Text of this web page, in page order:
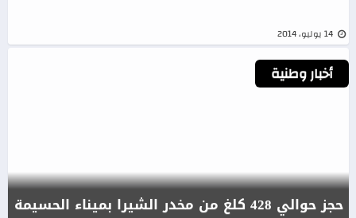
أخبار وطنية
حجز حوالي 428 كلغ من مخدر الشيرا بميناء الحسيمة